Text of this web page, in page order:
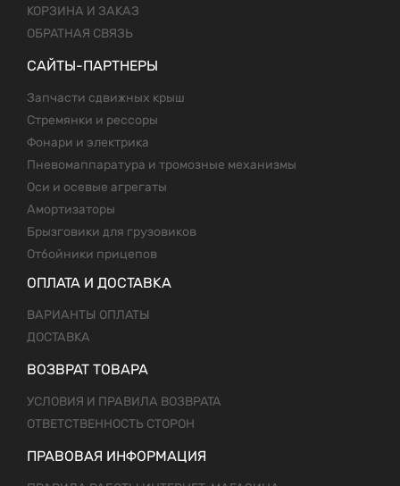
КОРЗИНА И ЗАКАЗ
ОБРАТНАЯ СВЯЗЬ
САЙТЫ-ПАРТНЕРЫ
Запчасти сдвижных крыш
Стремянки и рессоры
Фонари и электрика
Пневомаппаратура и тромозные механизмы
Оси и осевые агрегаты
Амортизаторы
Брызговики для грузовиков
Отбойники прицепов
ОПЛАТА И ДОСТАВКА
ВАРИАНТЫ ОПЛАТЫ
ДОСТАВКА
ВОЗВРАТ ТОВАРА
УСЛОВИЯ И ПРАВИЛА ВОЗВРАТА
ОТВЕТСТВЕННОСТЬ СТОРОН
ПРАВОВАЯ ИНФОРМАЦИЯ